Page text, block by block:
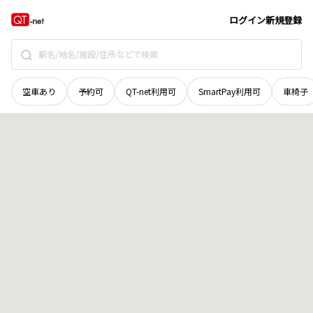
ログイン新規登録
空車あり 予約可 QT-net利用可 SmartPay利用可 車椅子
島根県